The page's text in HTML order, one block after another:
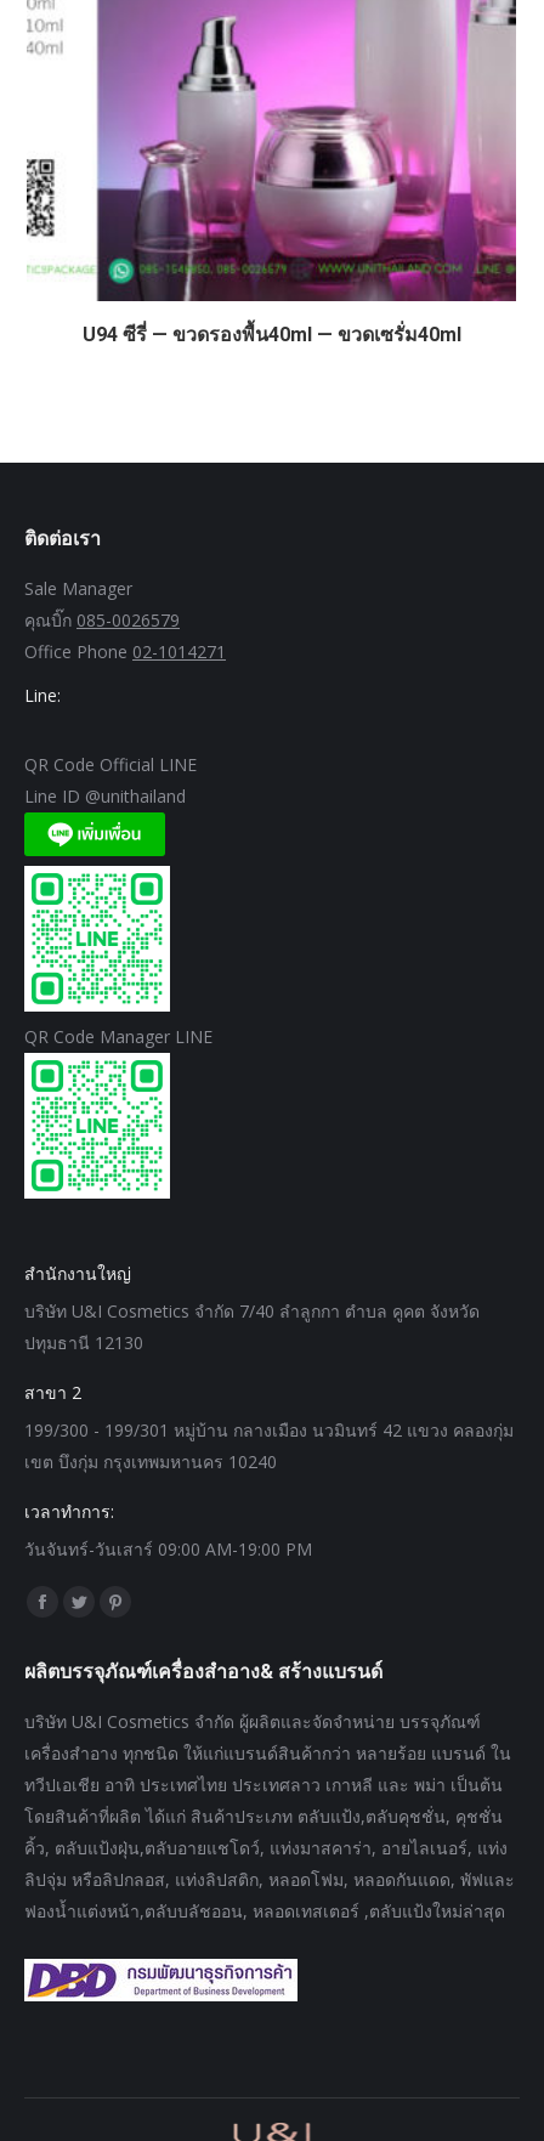
U94 ซีรี่ — ขวดรองพื้น40ml — ขวดเซรั่ม40ml
ติดต่อเรา
Sale Manager
คุณบิ๊ก 085-0026579
Office Phone 02-1014271
Line:
QR Code Official LINE
Line ID @unithailand
QR Code Manager LINE
สำนักงานใหญ่
บริษัท U&I Cosmetics จำกัด 7/40 ลำลูกกา ตำบล คูคต จังหวัด
ปทุมธานี 12130
สาขา 2
199/300 - 199/301 หมู่บ้าน กลางเมือง นวมินทร์ 42 แขวง คลองกุ่ม
เขต บึงกุ่ม กรุงเทพมหานคร 10240
เวลาทำการ:
วันจันทร์-วันเสาร์ 09:00 AM-19:00 PM
Find us on:
Facebook
opens
in
new
window
Twitter
opens
new
window
Pinterest
opens
window
ผลิตบรรจุภัณฑ์เครื่องสำอาง& สร้างแบรนด์
บริษัท U&I Cosmetics จำกัด ผู้ผลิตและจัดจำหน่าย บรรจุภัณฑ์
เครื่องสำอาง ทุกชนิด ให้แก่แบรนด์สินค้ากว่า หลายร้อย แบรนด์ ใน
ทวีปเอเชีย อาทิ ประเทศไทย ประเทศลาว เกาหลี และ พม่า เป็นต้น
โดยสินค้าที่ผลิต ได้แก่ สินค้าประเภท ตลับแป้ง,ตลับคุชชั่น, คุชชั่น
คิ้ว, ตลับแป้งฝุ่น,ตลับอายแชโดว์, แท่งมาสคาร่า, อายไลเนอร์, แท่ง
ลิปจุ่ม หรือลิปกลอส, แท่งลิปสติก, หลอดโฟม, หลอดกันแดด, พัฟและ
ฟองน้ำแต่งหน้า,ตลับบลัชออน, หลอดเทสเตอร์ ,ตลับแป้งใหม่ล่าสุด